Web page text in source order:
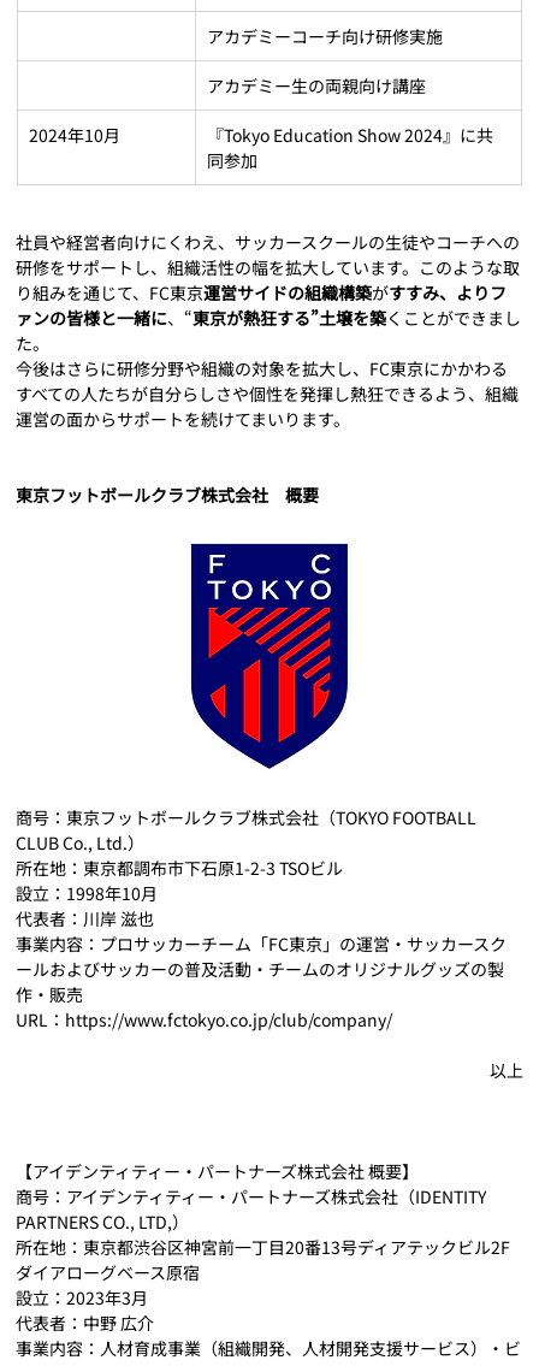
アカデミーコーチ向け研修実施
アカデミー生の両親向け講座
2024年10月
『Tokyo Education Show 2024』に共
同参加
社員や経営者向けにくわえ、サッカースクールの生徒やコーチへの
研修をサポートし、組織活性の幅を拡大しています。このような取
り組みを通じて、FC東京運営サイドの組織構築がすすみ、よりフ
ァンの皆様と一緒に、“東京が熱狂する”土壌を築くことができまし
た。
今後はさらに研修分野や組織の対象を拡大し、FC東京にかかわる
すべての人たちが自分らしさや個性を発揮し熱狂できるよう、組織
運営の面からサポートを続けてまいります。
東京フットボールクラブ株式会社　概要
商号：東京フットボールクラブ株式会社（TOKYO FOOTBALL
CLUB Co., Ltd.）
所在地：東京都調布市下石原1-2-3 TSOビル
設立：1998年10月
代表者：川岸 滋也
事業内容：プロサッカーチーム「FC東京」の運営・サッカースク
ールおよびサッカーの普及活動・チームのオリジナルグッズの製
作・販売
URL： https://www.fctokyo.co.jp/club/company/
以上
【アイデンティティー・パートナーズ株式会社 概要】
商号：アイデンティティー・パートナーズ株式会社（IDENTITY
PARTNERS CO., LTD,）
所在地：東京都渋谷区神宮前一丁目20番13号ディアテックビル2F
ダイアローグベース原宿
設立：2023年3月
代表者：中野 広介
事業内容：人材育成事業（組織開発、人材開発支援サービス）・ビ